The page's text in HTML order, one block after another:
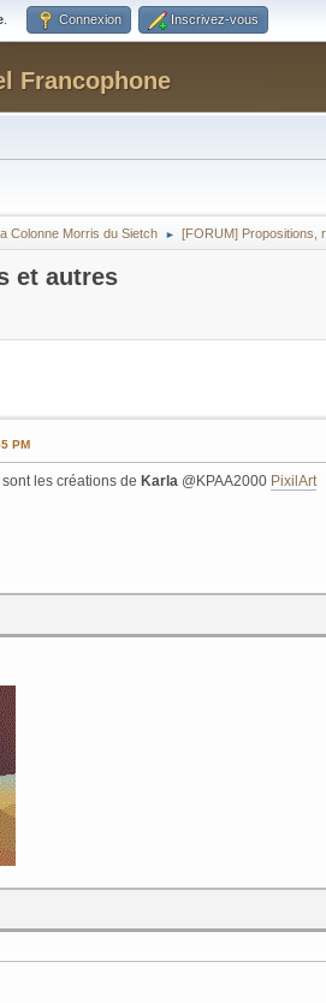
Connexion Inscrivez-vous
Francophone
Colonne Morris du Sietch ► [FORUM] Propositions,
et autres
PM
les créations de Karla @KPAA2000 PixilArt